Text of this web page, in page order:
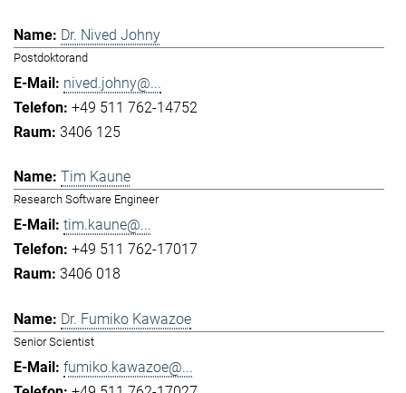
Dr. Nived Johny
Postdoktorand
nived.johny@...
+49 511 762-14752
3406 125
Tim Kaune
Research Software Engineer
tim.kaune@...
+49 511 762-17017
3406 018
Dr. Fumiko Kawazoe
Senior Scientist
fumiko.kawazoe@...